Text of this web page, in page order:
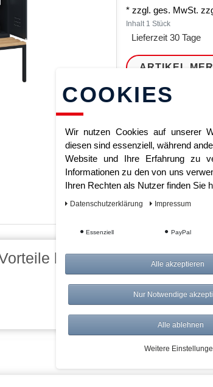
* zzgl. ges. MwSt.
Inhalt 1 Stück
Lieferzeit 30 Tage
ARTIKEL
bei AWWM:
Risikolos: 14 Tage
Über 20.000 Artikel
COOKIES
Wir nutzen Cookies auf unserer
diesen sind essenziell, während
Website und Ihre Erfahrung zu
Informationen zu den von uns
Ihren Rechten als Nutzer finden Sie
Daten­schutz­erklärung Impressum
Essenziell PayPal
Alle akzeptieren
Nur Notwendige
Alle ablehnen
Weitere